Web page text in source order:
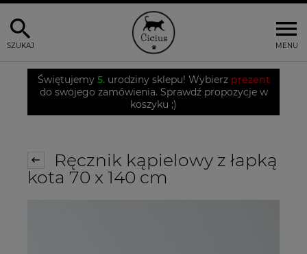
MENU
SZUKAJ
Świętujemy 5.urodziny sklepu! Wybierz prezent
do swojego zamówienia. Sprawdź propozycje w
koszyku ;)
Ręcznik kąpielowy z łapką
kota 70 x 140 cm